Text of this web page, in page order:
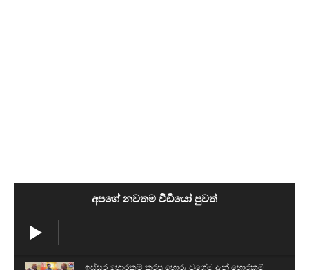
අපගේ නවතම වීඩියෝ පුවත්
ඉස්සර හොරකම් කරපු හොරු වගේම දැන් හොරකම්